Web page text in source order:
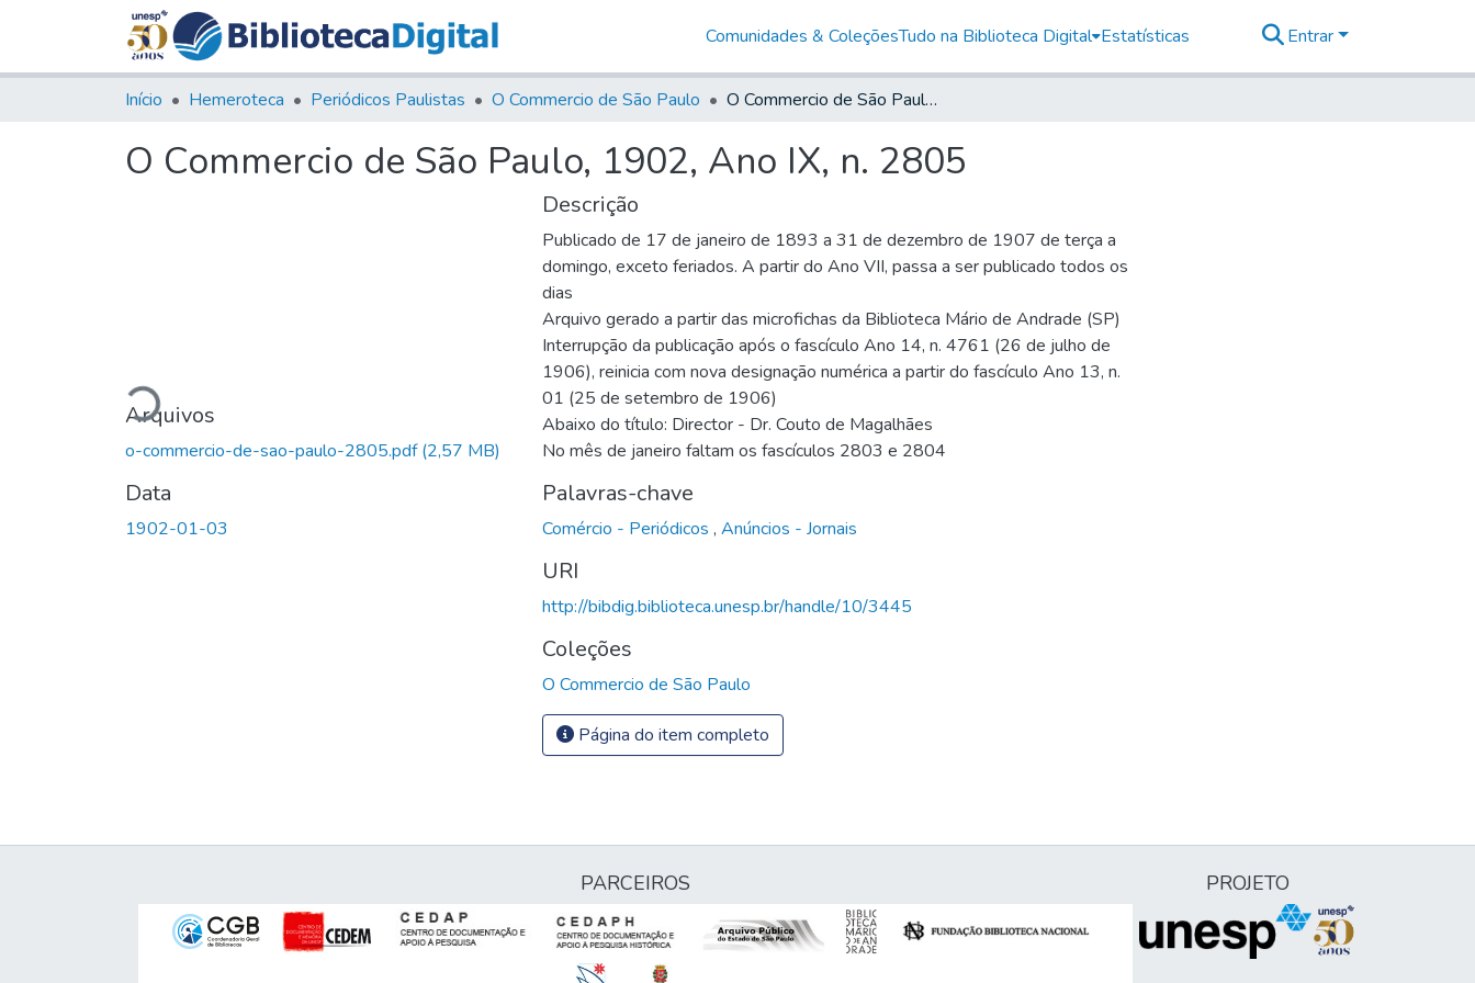
Comunidades & ColeçõesTudo na Biblioteca Digital Estatísticas Entrar
Início Hemeroteca Periódicos Paulistas O Commercio de São Paulo O Commercio de São Paulo, 1902, Ano IX, n. 2805
O Commercio de São Paulo, 1902, Ano IX, n. 2805
Carregando...
Arquivos
o-commercio-de-sao-paulo-2805.pdf(2,57 MB)
Data
1902-01-03
Descrição
Publicado de 17 de janeiro de 1893 a 31 de dezembro de 1907 de terça a
domingo, exceto feriados. A partir do Ano VII, passa a ser publicado todos os
dias
Arquivo gerado a partir das microfichas da Biblioteca Mário de Andrade (SP)
Interrupção da publicação após o fascículo Ano 14, n. 4761 (26 de julho de
1906), reinicia com nova designação numérica a partir do fascículo Ano 13, n.
01 (25 de setembro de 1906)
Abaixo do título: Director - Dr. Couto de Magalhães
No mês de janeiro faltam os fascículos 2803 e 2804
Palavras-chave
Comércio - Periódicos , Anúncios - Jornais
URI
http://bibdig.biblioteca.unesp.br/handle/10/3445
Coleções
O Commercio de São Paulo
Página do item completo
PARCEIROS PROJETO